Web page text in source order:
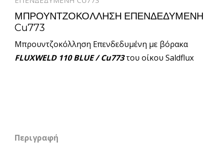
ΜΠΡΟΥΝΤΖΟΚΟΛΛΗΣΗ ΕΠΕΝΔΕΔΥΜΕΝΗ
Cu773
Μπρουντζοκόλληση Επενδεδυμένη με βόρακα
FLUXWELD 110 BLUE / Cu773του οίκου Saldflux
Περιγραφή